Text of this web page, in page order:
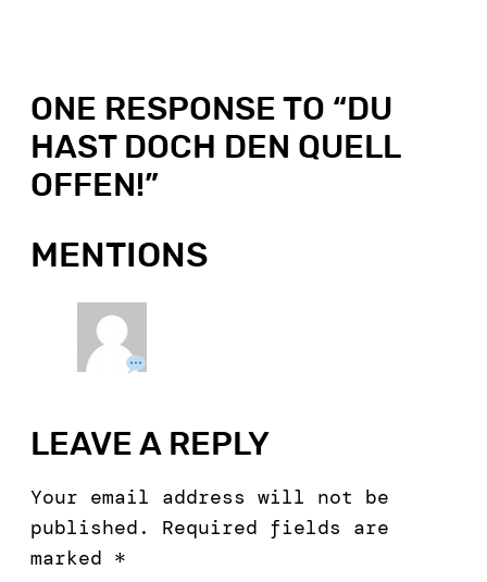
ONE RESPONSE TO “DU
HAST DOCH DEN QUELL
OFFEN!”
MENTIONS
LEAVE A REPLY
Your email address will not be
published.
Required fields are
marked *